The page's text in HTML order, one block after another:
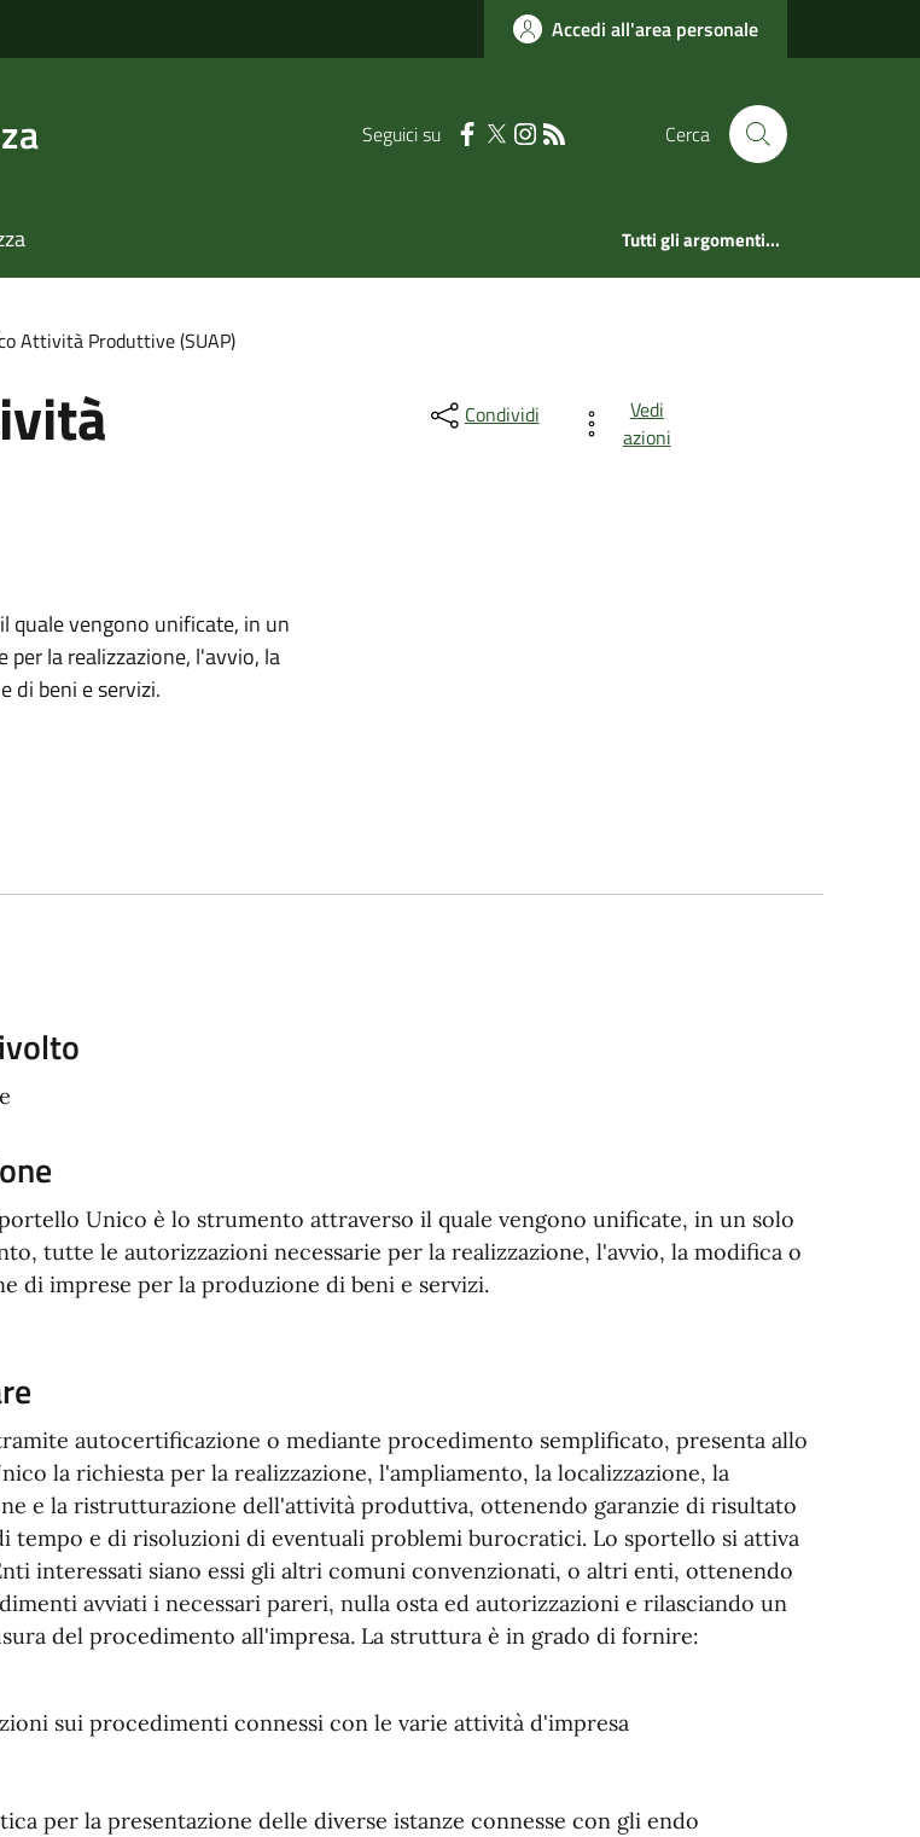
Accedi all'area personale
Seguici su Cerca
Tutti gli argomenti...
Attività Produttive (SUAP)
quale vengono unificate, in un
la realizzazione, l'avvio, la
di beni e servizi.
Condividi
Vedi
azioni
Unico è lo strumento attraverso il quale vengono unificate, in un solo
tutte le autorizzazioni necessarie per la realizzazione, l'avvio, la modifica o
di imprese per la produzione di beni e servizi.
autocertificazione o mediante procedimento semplificato, presenta allo
la richiesta per la realizzazione, l'ampliamento, la localizzazione, la
e la ristrutturazione dell'attività produttiva, ottenendo garanzie di risultato
tempo e di risoluzioni di eventuali problemi burocratici. Lo sportello si attiva
interessati siano essi gli altri comuni convenzionati, o altri enti, ottenendo
avviati i necessari pareri, nulla osta ed autorizzazioni e rilasciando un
del procedimento all'impresa. La struttura è in grado di fornire:
sui procedimenti connessi con le varie attività d'impresa
per la presentazione delle diverse istanze connesse con gli endo